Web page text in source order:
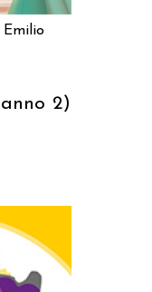
Emilio
2)